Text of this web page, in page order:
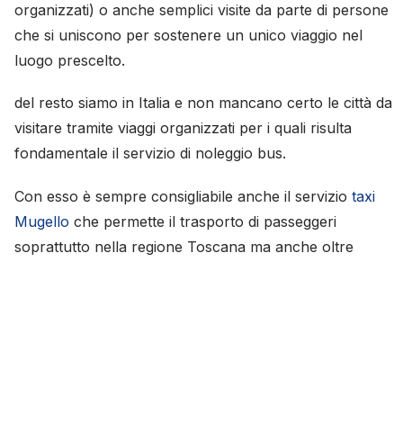
organizzati) o anche semplici visite da parte di persone
che si uniscono per sostenere un unico viaggio nel
luogo prescelto.
del resto siamo in Italia e non mancano certo le città da
visitare tramite viaggi organizzati per i quali risulta
fondamentale il servizio di noleggio bus.
Con esso è sempre consigliabile anche il servizio taxi
Mugello che permette il trasporto di passeggeri
soprattutto nella regione Toscana ma anche oltre